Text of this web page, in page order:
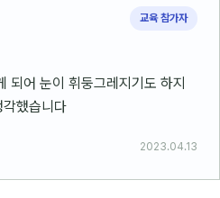
교육 참가자
되어 눈이 휘둥그레지기도 하지
했습니다
2023.04.13